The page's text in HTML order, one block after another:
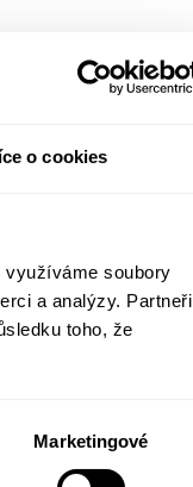
o cookies
využíváme soubory
a analýzy. Partneři
toho, že
Marketingové